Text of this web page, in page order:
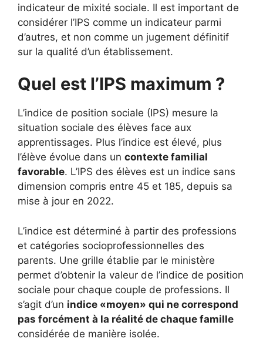
indicateur de mixité sociale. Il est important de
considérer l’IPS comme un indicateur parmi
d’autres, et non comme un jugement définitif
sur la qualité d’un établissement.
Quel est l’IPS maximum ?
L’indice de position sociale (IPS) mesure la
situation sociale des élèves face aux
apprentissages. Plus l’indice est élevé, plus
l’élève évolue dans un contexte familial
favorable. L’IPS des élèves est un indice sans
dimension compris entre 45 et 185, depuis sa
mise à jour en 2022.
L’indice est déterminé à partir des professions
et catégories socioprofessionnelles des
parents. Une grille établie par le ministère
permet d’obtenir la valeur de l’indice de position
sociale pour chaque couple de professions. Il
s’agit d’un indice «moyen» qui ne correspond
pas forcément à la réalité de chaque famille
considérée de manière isolée.